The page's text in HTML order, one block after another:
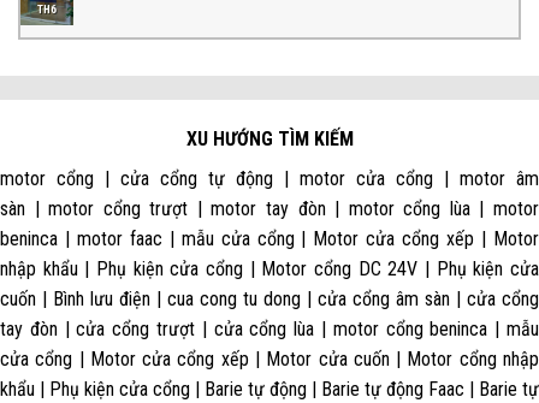
TH6
XU HƯỚNG TÌM KIẾM
motor cổng | cửa cổng tự động | motor cửa cổng | motor âm
sàn | motor cổng trượt | motor tay đòn | motor cổng lùa | motor
beninca | motor faac | mẫu cửa cổng | Motor cửa cổng xếp | Motor
nhập khẩu | Phụ kiện cửa cổng | Motor cổng DC 24V | Phụ kiện cửa
cuốn | Bình lưu điện | cua cong tu dong | cửa cổng âm sàn | cửa cổng
tay đòn | cửa cổng trượt | cửa cổng lùa | motor cổng beninca | mẫu
cửa cổng | Motor cửa cổng xếp | Motor cửa cuốn | Motor cổng nhập
khẩu | Phụ kiện cửa cổng | Barie tự động | Barie tự động Faac | Barie tự